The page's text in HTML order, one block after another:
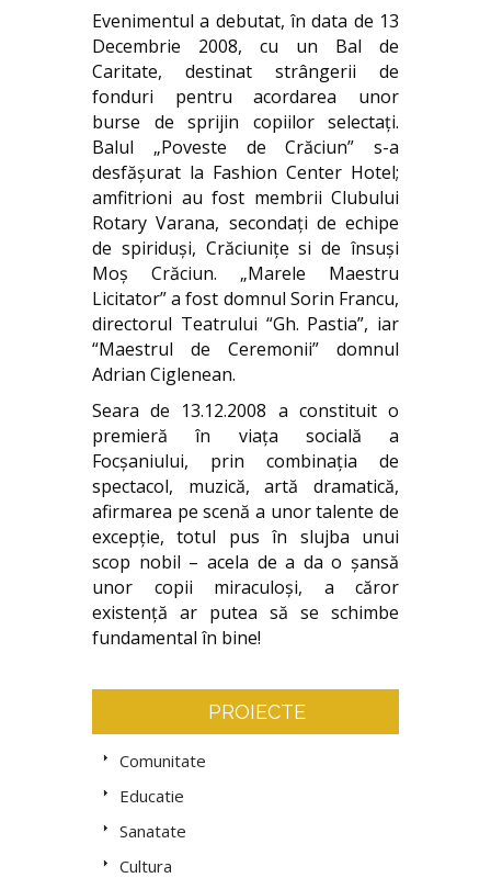
Evenimentul a debutat, în data de 13
Decembrie 2008, cu un Bal de
Caritate, destinat strângerii de
fonduri pentru acordarea unor
burse de sprijin copiilor selectaţi.
Balul „Poveste de Crăciun” s-a
desfăşurat la Fashion Center Hotel;
amfitrioni au fost membrii Clubului
Rotary Varana, secondaţi de echipe
de spiriduşi, Crăciuniţe si de însuşi
Moş Crăciun. „Marele Maestru
Licitator” a fost domnul Sorin Francu,
directorul Teatrului “Gh. Pastia”, iar
“Maestrul de Ceremonii” domnul
Adrian Ciglenean.
Seara de 13.12.2008 a constituit o
premieră în viaţa socială a
Focşaniului, prin combinaţia de
spectacol, muzică, artă dramatică,
afirmarea pe scenă a unor talente de
excepţie, totul pus în slujba unui
scop nobil – acela de a da o şansă
unor copii miraculoşi, a căror
existenţă ar putea să se schimbe
fundamental în bine!
PROIECTE
Comunitate
Educatie
Sanatate
Cultura